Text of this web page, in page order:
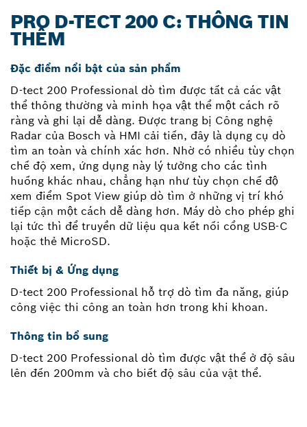
PRO D-TECT 200 C: THÔNG TIN
THÊM
Đặc điểm nổi bật của sản phẩm
D-tect 200 Professional dò tìm được tất cả các vật
thể thông thường và minh họa vật thể một cách rõ
ràng và ghi lại dễ dàng. Được trang bị Công nghệ
Radar của Bosch và HMI cải tiến, đây là dụng cụ dò
tìm an toàn và chính xác hơn. Nhờ có nhiều tùy chọn
chế độ xem, ứng dụng này lý tưởng cho các tình
huống khác nhau, chẳng hạn như tùy chọn chế độ
xem điểm Spot View giúp dò tìm ở những vị trí khó
tiếp cận một cách dễ dàng hơn. Máy dò cho phép ghi
lại tức thì để truyền dữ liệu qua kết nối cổng USB-C
hoặc thẻ MicroSD.
Thiết bị & Ứng dụng
D-tect 200 Professional hỗ trợ dò tìm đa năng, giúp
công việc thi công an toàn hơn trong khi khoan.
Thông tin bổ sung
D-tect 200 Professional dò tìm được vật thể ở độ sâu
lên đến 200mm và cho biết độ sâu của vật thể.